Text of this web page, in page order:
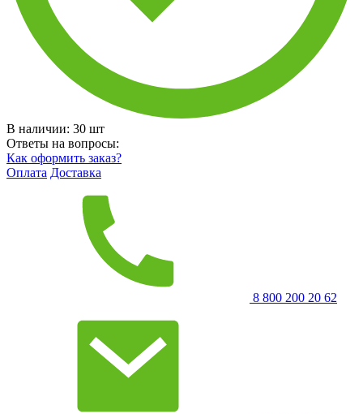
В наличии: 30 шт
Ответы на вопросы:
Как оформить заказ?
Оплата Доставка
8 800 200 20 62